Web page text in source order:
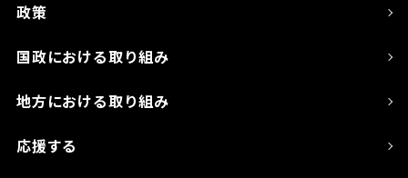
政策
国政における取り組み
地方における取り組み
応援する